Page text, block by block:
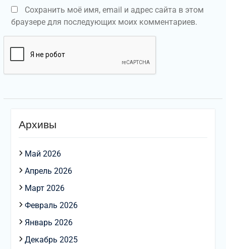
Сохранить моё имя, email и адрес сайта в этом
браузере для последующих моих комментариев.
Архивы
Май 2026
Апрель 2026
Март 2026
Февраль 2026
Январь 2026
Декабрь 2025